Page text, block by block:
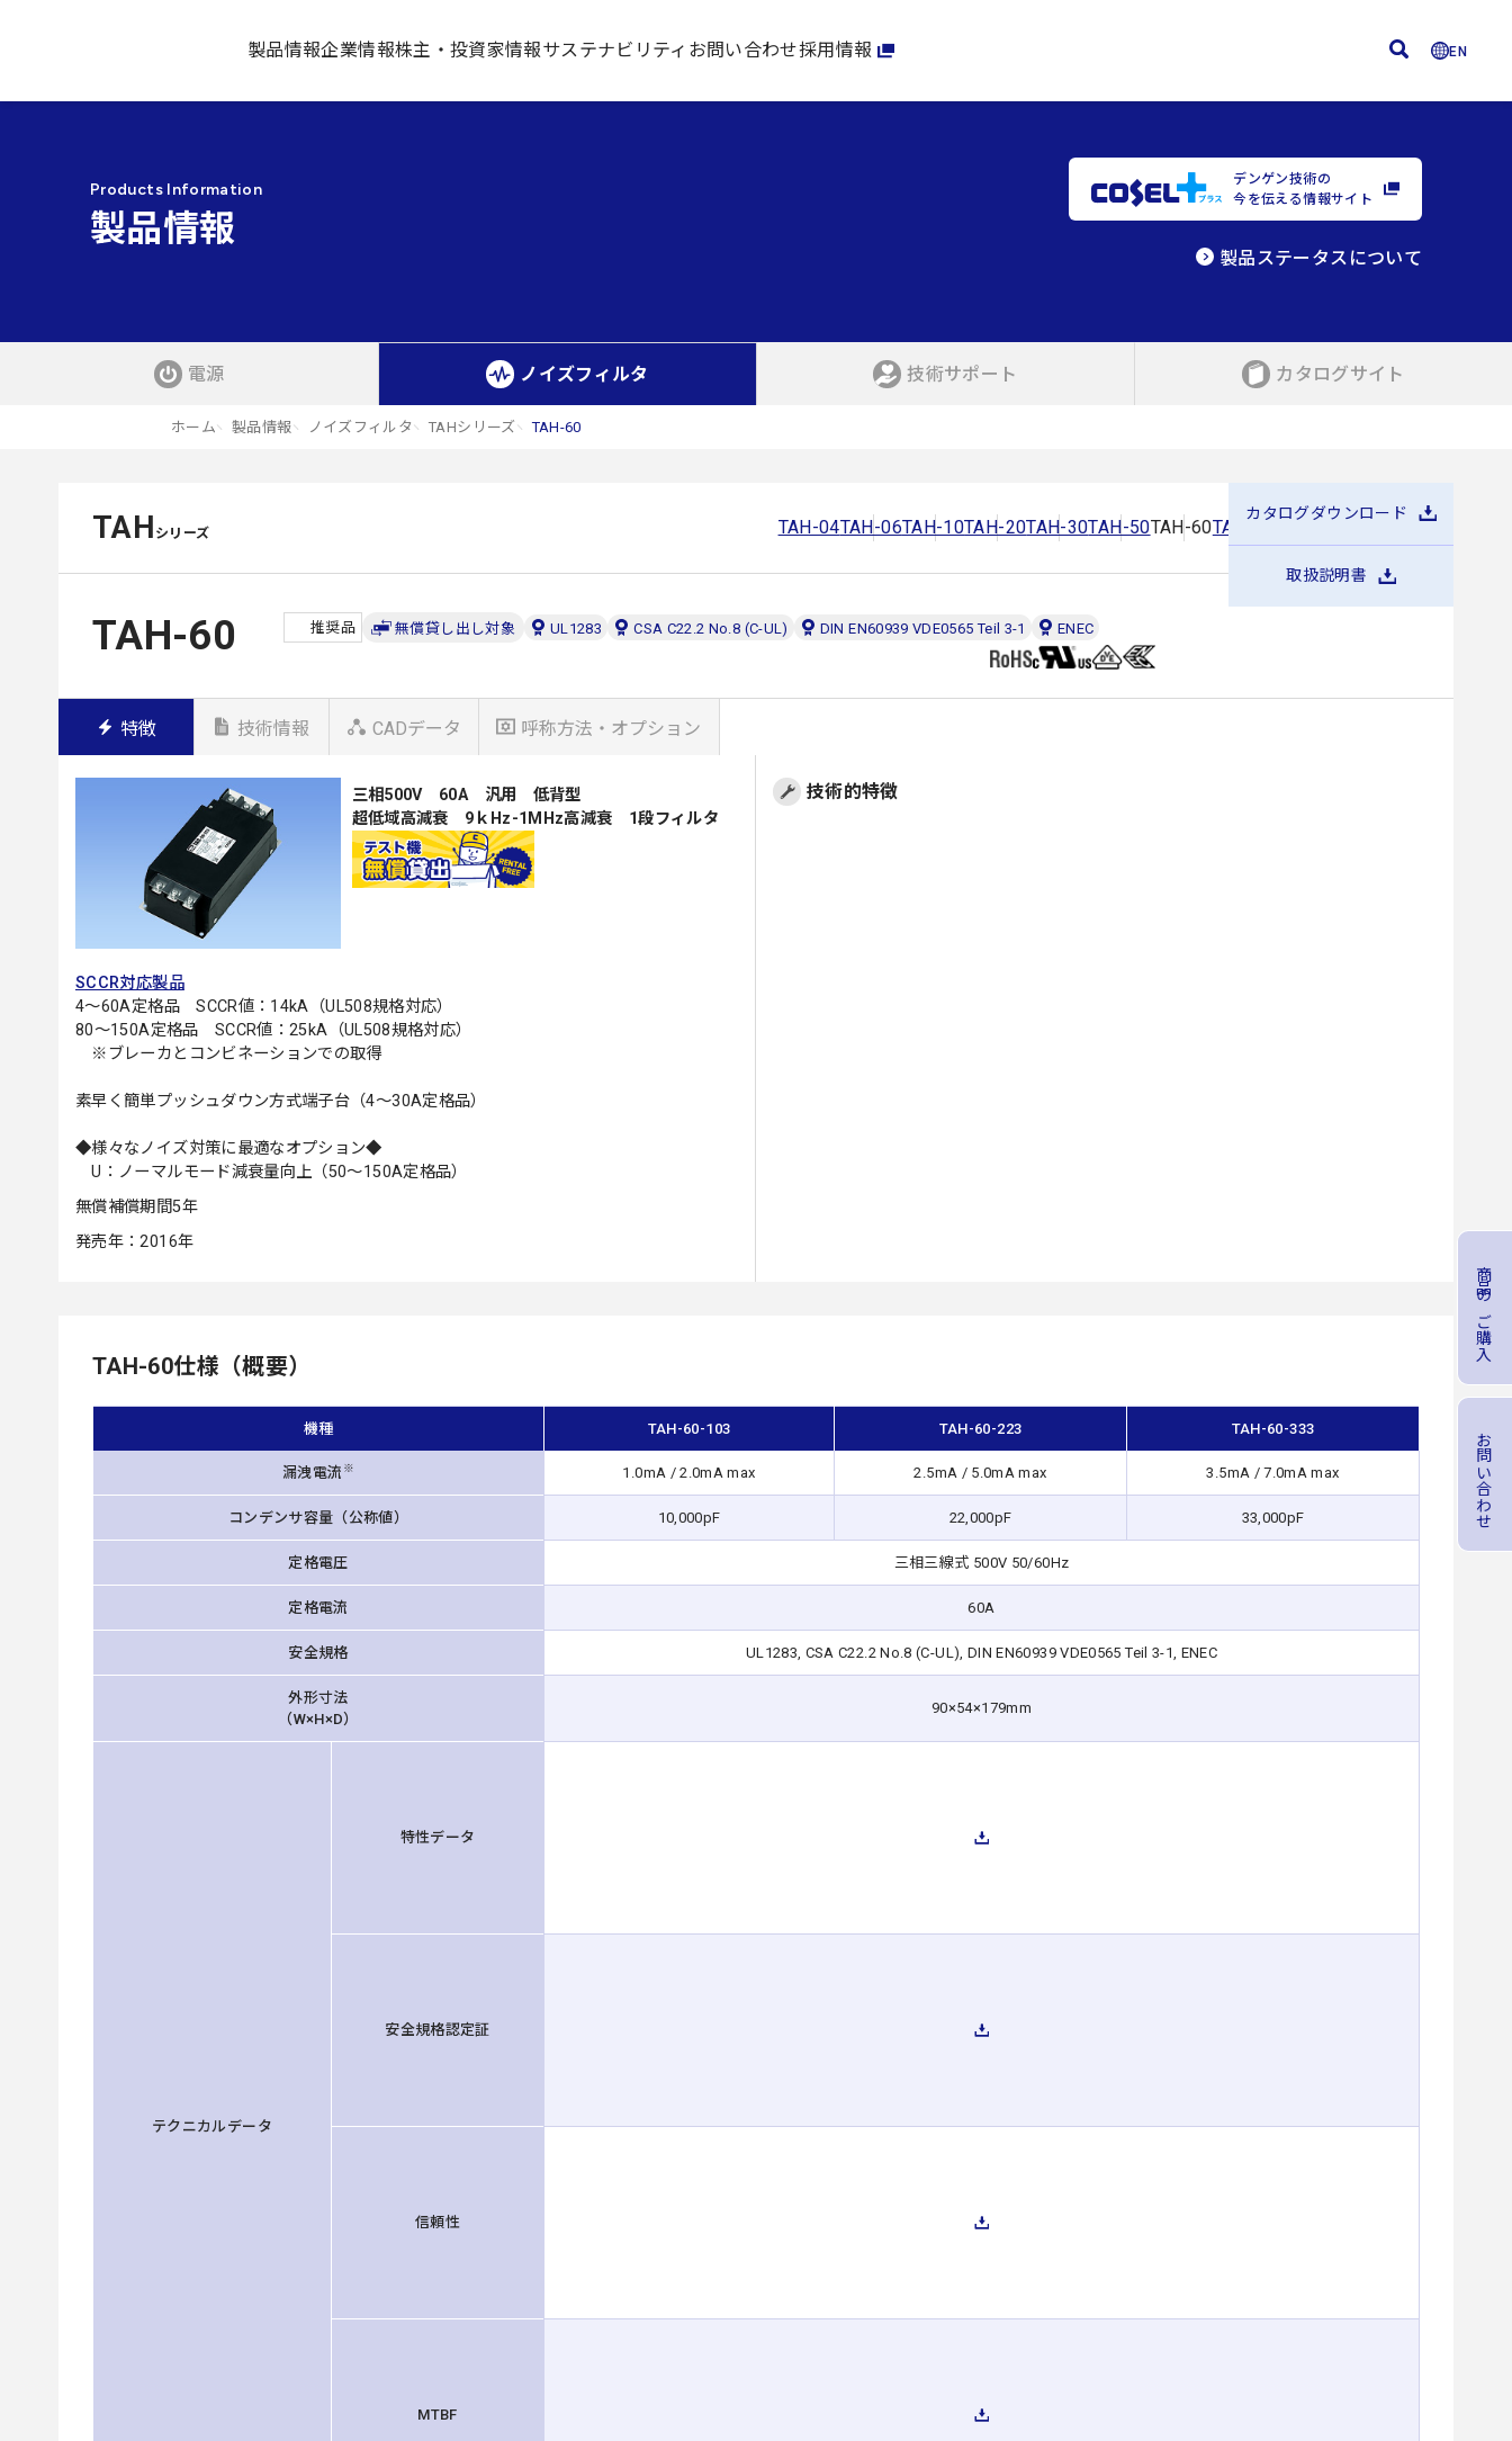
商品のご購入
お問い合わせ
EN
製品情報企業情報株主・投資家情報サステナビリティ お問い合わせ採用情報
Products Information
製品情報
デンゲン技術の
今を伝える情報サイト
製品ステータスについて
電源 ノイズフィルタ 技術サポート カタログサイト
ホーム 製品情報 ノイズフィルタ TAHシリーズ TAH-60
TAH シリーズ TAH-04TAH-06TAH-10TAH-20TAH-30TAH-50TAH-60TAH-80 TAH-100 TAH-150
TAH-60 推奨品 無償貸し出し対象 UL1283 CSA C22.2 No.8 (C-UL) DIN EN60939 VDE0565 Teil 3-1 ENEC
特徴 技術情報 CADデータ 呼称方法・オプション
三相500V 60A 汎用 低背型
超低域高減衰 9ｋHz-1MHz高減衰 1段フィルタ
SCCR対応製品
4～60A定格品 SCCR値：14kA（UL508規格対応）
80～150A定格品 SCCR値：25kA（UL508規格対応）
※ブレーカとコンビネーションでの取得
素早く簡単プッシュダウン方式端子台（4～30A定格品）
◆様々なノイズ対策に最適なオプション◆
U：ノーマルモード減衰量向上（50～150A定格品）
無償補償期間5年
発売年：2016年
技術的特徴
カタログダウンロード
取扱説明書
TAH-60仕様（概要）
機種 TAH-60-103 TAH-60-223 TAH-60-333
漏洩電流 ※ 1.0mA / 2.0mA max 2.5mA / 5.0mA max 3.5mA / 7.0mA max
コンデンサ容量（公称値） 10,000pF 22,000pF 33,000pF
定格電圧 三相三線式 500V 50/60Hz
定格電流 60A
安全規格 UL1283, CSA C22.2 No.8 (C-UL), DIN EN60939 VDE0565 Teil 3-1, ENEC
外形寸法
（W×H×D）
90×54×179mm
テクニカルデータ
特性データ
安全規格認定証
信頼性
MTBF